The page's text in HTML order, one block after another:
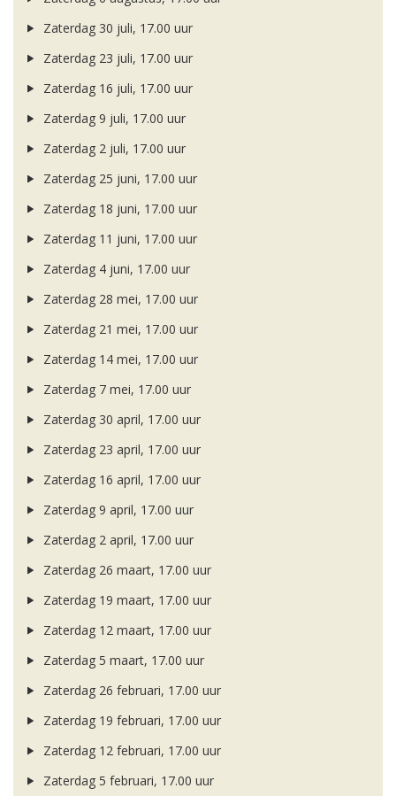
Zaterdag 30 juli, 17.00 uur
Zaterdag 23 juli, 17.00 uur
Zaterdag 16 juli, 17.00 uur
Zaterdag 9 juli, 17.00 uur
Zaterdag 2 juli, 17.00 uur
Zaterdag 25 juni, 17.00 uur
Zaterdag 18 juni, 17.00 uur
Zaterdag 11 juni, 17.00 uur
Zaterdag 4 juni, 17.00 uur
Zaterdag 28 mei, 17.00 uur
Zaterdag 21 mei, 17.00 uur
Zaterdag 14 mei, 17.00 uur
Zaterdag 7 mei, 17.00 uur
Zaterdag 30 april, 17.00 uur
Zaterdag 23 april, 17.00 uur
Zaterdag 16 april, 17.00 uur
Zaterdag 9 april, 17.00 uur
Zaterdag 2 april, 17.00 uur
Zaterdag 26 maart, 17.00 uur
Zaterdag 19 maart, 17.00 uur
Zaterdag 12 maart, 17.00 uur
Zaterdag 5 maart, 17.00 uur
Zaterdag 26 februari, 17.00 uur
Zaterdag 19 februari, 17.00 uur
Zaterdag 12 februari, 17.00 uur
Zaterdag 5 februari, 17.00 uur